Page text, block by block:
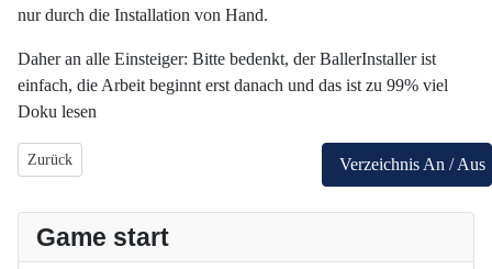
nur durch die Installation von Hand.
Daher an alle Einsteiger: Bitte bedenkt, der BallerInstaller ist
einfach, die Arbeit beginnt erst danach und das ist zu 99% viel
Doku lesen
Verzeichnis An / Aus
Vorheriger Beitrag: Frontends
Zurück Nächster
Weiter
Game start